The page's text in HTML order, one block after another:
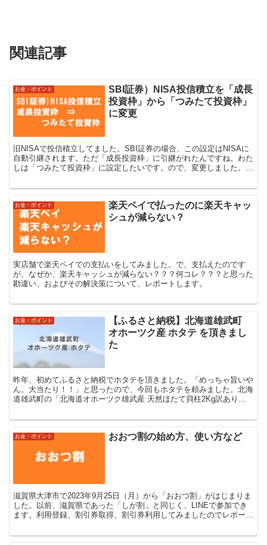
関連記事
お金・ポイント
SBI証券）NISA投信積立を「成長
投資枠」から「つみたて投資枠」
に変更
旧NISAで投信積立してました。SBI証券の場合、この設定はNISAに
自動引継されます。ただ「成長投資枠」に引継がれたんですね。わた
しは「つみたて投資枠」に設定したいです。ので、変更しました。今
お金・ポイント
楽天ペイで払ったのに楽天キャッ
シュが減らない？
実店舗で楽天ペイでの支払いをしてみました。で、支払えたのです
が、なぜか、楽天キャッシュが減らない？？？何コレ？？？と思った
勘違い、およびその解決策について、レポートします。
お金・ポイント
【ふるさと納税】北海道雄武町
オホーツク産 ホタテ を頂きまし
た
昨年、初めてふるさと納税でホタテを頂きました。「めっちゃ旨いや
ん。大当たり！！」と思ったので、今回もホタテを頼みました。北海
道雄武町の「北海道オホーツク雄武産 天然ほたて貝柱2Kg訳あり」
お金・ポイント おおつ割の始め方、使い方など
滋賀県大津市で2023年9月25日（月）から「おおつ割」がはじまりま
した。以前、滋賀県であった「しが割」と同じく、LINEで参加でき
ます。利用登録、割引券取得、割引券利用してみましたのでレポート